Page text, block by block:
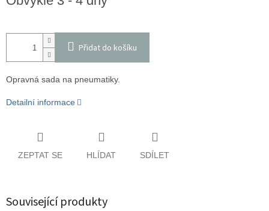
cena:
Přidat do košíku
Opravná sada na pneumatiky.
Detailní informace
ZEPTAT SE HLÍDAT SDÍLET
Související produkty